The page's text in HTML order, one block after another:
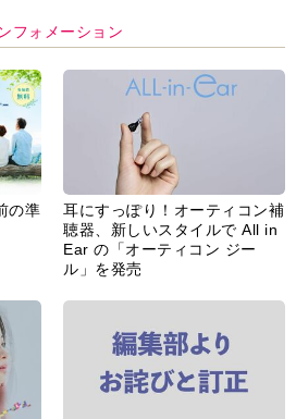
フォメーション
の準
耳にすっぽり！オーティコン補
聴器、新しいスタイルで All in
Ear の「オーティコン ジー
ル」を発売